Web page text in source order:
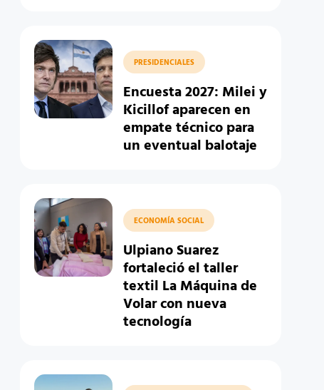
PRESIDENCIALES
Encuesta 2027: Milei y
Kicillof aparecen en
empate técnico para
un eventual balotaje
ECONOMÍA SOCIAL
Ulpiano Suarez
fortaleció el taller
textil La Máquina de
Volar con nueva
tecnología